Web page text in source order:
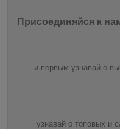
Присоединяйся к
и первым узнавай о
узнавай о топовых и